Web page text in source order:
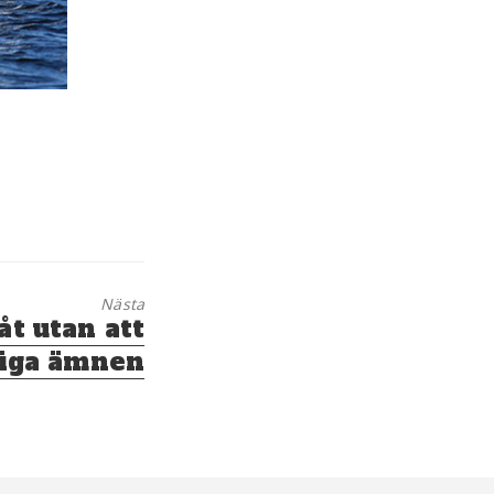
Nästa
utan att
ämnen